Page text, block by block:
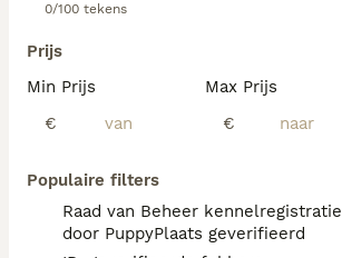
0/100 tekens
Prijs
Min Prijs
€
Max Prijs
€
Populaire filters
Raad van Beheer kennelregistratie
door PuppyPlaats geverifieerd